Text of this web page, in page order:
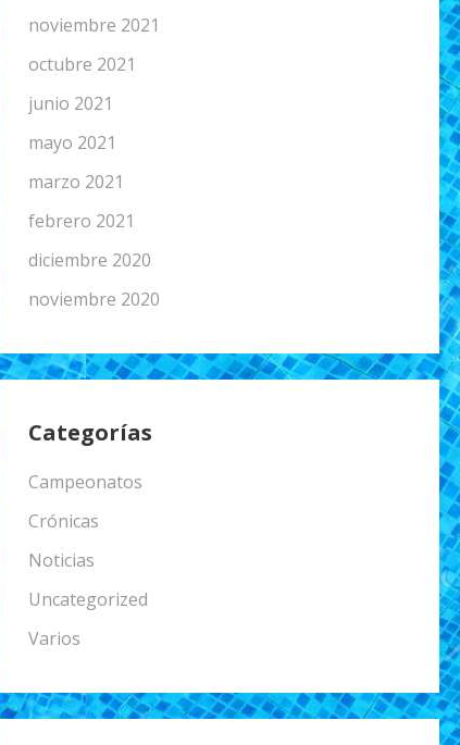
noviembre 2021
octubre 2021
junio 2021
mayo 2021
marzo 2021
febrero 2021
diciembre 2020
noviembre 2020
Categorías
Campeonatos
Crónicas
Noticias
Uncategorized
Varios